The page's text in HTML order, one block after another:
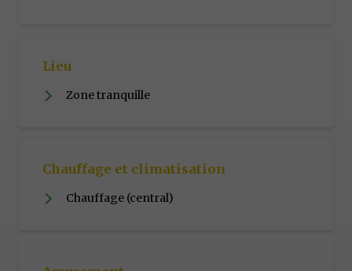
Lieu
Zone tranquille
Chauffage et climatisation
Chauffage (central)